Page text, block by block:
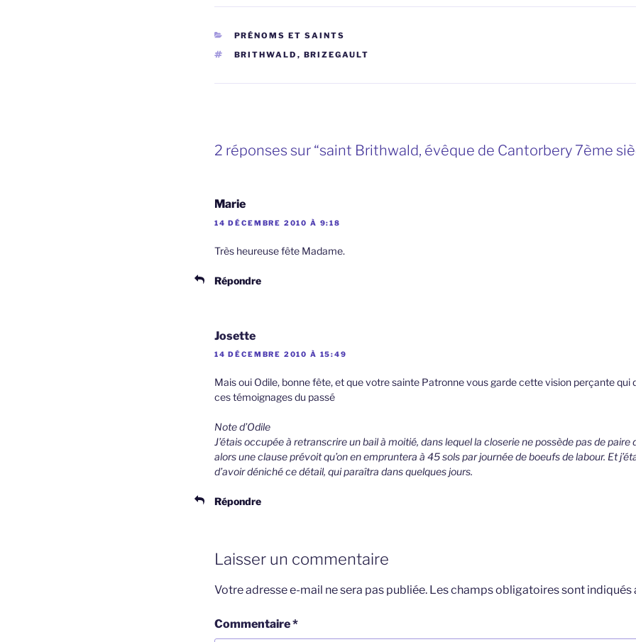
CATÉGORIES
PRÉNOMS ET SAINTS
ÉTIQUETTES
BRITHWALD , BRIZEGAULT
2 réponses sur “saint Brithwald, évêque de Cantorbery 7ème
Marie
14 DÉCEMBRE 2010 À 9:18
Très heureuse fête Madame.
Répondre
Josette
14 DÉCEMBRE 2010 À 15:49
Mais oui Odile, bonne fête, et que votre sainte Patronne vous garde cette vision perçante qui
ces témoignages du passé
Note d’Odile
J’étais occupée à retranscrire un bail à moitié, dans lequel la closerie ne possède pas de paire
alors une clause prévoit qu’on en empruntera à 45 sols par journée de boeufs de labour. Et
d’avoir déniché ce détail, qui paraîtra dans quelques jours.
Répondre
Laisser un commentaire
Votre adresse e-mail ne sera pas publiée. Les champs obligatoires sont indiqués
Commentaire*